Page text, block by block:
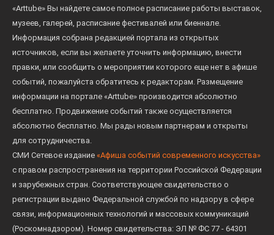
«Arttube» Вы найдете самое полное расписание работы выставок,
музеев, галерей, расписание фестивалей или биеннале.
Информация собрана редакцией портала из открытых
источников, если вы желаете уточнить информацию, внести
правки, или сообщить о мероприятии которого еще нет в афише
событий, пожалуйста обратитесь к редакторам. Размещение
информации на портале «Arttube» производится абсолютно
бесплатно. Продвижение событий также осуществляется
абсолютно бесплатно. Мы рады новым партнерам и открыты
для сотрудничества.
СМИ Сетевое издание «Афиша событий современного искусства»
с правом распространения на территории Российской Федерации
и зарубежных стран. Соответствующее свидетельство о
регистрации выдано Федеральной службой по надзору в сфере
связи, информационных технологий и массовых коммуникаций
(Роскомнадзором). Номер свидетельства: ЭЛ № ФС 77 - 64301